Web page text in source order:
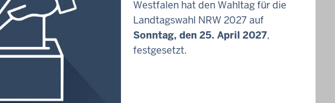
Westfalen hat den Wahltag für die
Landtagswahl NRW 2027 auf
Sonntag, den 25. April 2027,
festgesetzt.